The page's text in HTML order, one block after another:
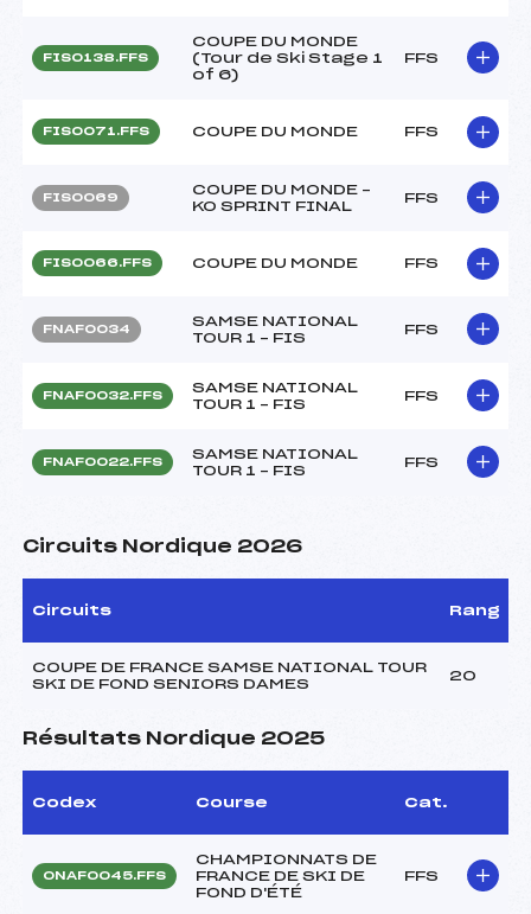
FIS0138.FFS
COUPE DU MONDE
(Tour de Ski Stage 1
of 6)
FFS
FIS0071.FFS COUPE DU MONDE FFS
FIS0069
COUPE DU MONDE –
KO SPRINT FINAL
FFS
FIS0066.FFS COUPE DU MONDE FFS
FNAF0034
SAMSE NATIONAL
TOUR 1 – FIS
FFS
FNAF0032.FFS
SAMSE NATIONAL
TOUR 1 – FIS
FFS
FNAF0022.FFS
SAMSE NATIONAL
TOUR 1 – FIS
FFS
Circuits Nordique 2026
Circuits Rang
COUPE DE FRANCE SAMSE NATIONAL TOUR
SKI DE FOND SENIORS DAMES
20
Résultats Nordique 2025
Codex Course Cat.
ONAF0045.FFS
CHAMPIONNATS DE
FRANCE DE SKI DE
FOND D'ÉTÉ
FFS